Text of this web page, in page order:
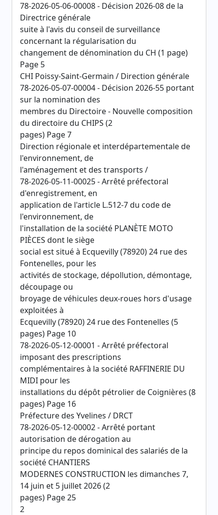
78-2026-05-06-00008 - Décision 2026-08 de la
Directrice générale
suite à l'avis du conseil de surveillance
concernant la régularisation du
changement de dénomination du CH (1 page)
Page 5
CHI Poissy-Saint-Germain / Direction générale
78-2026-05-07-00004 - Décision 2026-55 portant
sur la nomination des
membres du Directoire - Nouvelle composition
du directoire du CHIPS (2
pages) Page 7
Direction régionale et interdépartementale de
l'environnement, de
l'aménagement et des transports /
78-2026-05-11-00025 - Arrêté préfectoral
d'enregistrement, en
application de l'article L.512-7 du code de
l'environnement, de
l'installation de la société PLANÈTE MOTO
PIÈCES dont le siège
social est situé à Ecquevilly (78920) 24 rue des
Fontenelles, pour les
activités de stockage, dépollution, démontage,
découpage ou
broyage de véhicules deux-roues hors d'usage
exploitées à
Ecquevilly (78920) 24 rue des Fontenelles (5
pages) Page 10
78-2026-05-12-00001 - Arrêté préfectoral
imposant des prescriptions
complémentaires à la société RAFFINERIE DU
MIDI pour les
installations du dépôt pétrolier de Coignières (8
pages) Page 16
Préfecture des Yvelines / DRCT
78-2026-05-12-00002 - Arrêté portant
autorisation de dérogation au
principe du repos dominical des salariés de la
société CHANTIERS
MODERNES CONSTRUCTION les dimanches 7,
14 juin et 5 juillet 2026 (2
pages) Page 25
2